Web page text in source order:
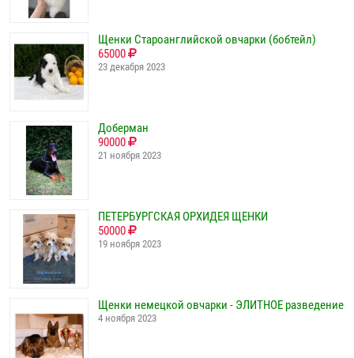
Щенки Староанглийской овчарки (бобтейл)
65000
23 декабря 2023
Доберман
90000
21 ноября 2023
ПЕТЕРБУРГСКАЯ ОРХИДЕЯ ЩЕНКИ
50000
19 ноября 2023
Щенки немецкой овчарки - ЭЛИТНОЕ разведение
4 ноября 2023